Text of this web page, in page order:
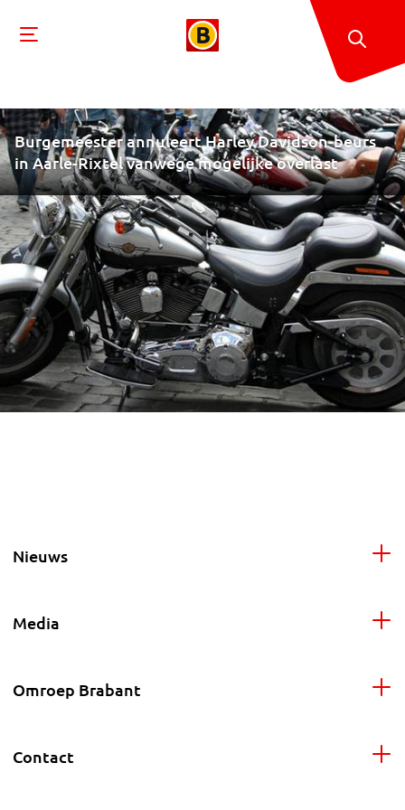
Burgemeester annuleert Harley Davidson-beurs
in Aarle-Rixtel vanwege mogelijke overlast
Nieuws
Media
Omroep Brabant
Contact